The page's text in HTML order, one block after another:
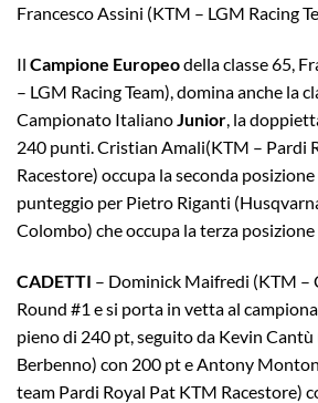
Francesco Assini (KTM – LGM Racing
Il Campione Europeodella classe 65,
– LGM Racing Team), domina anche la
Campionato ItalianoJunior, la
240 punti. Cristian Amali(KTM – Pardi
Racestore) occupa la seconda
punteggio per Pietro Riganti
Colombo) che occupa la terza
CADETTI – Dominick Maifredi (KTM –
Round #1 e si porta in vetta al
pieno di 240 pt, seguito da Kevin
Berbenno) con 200 pt e Antony
team Pardi Royal Pat KTM Racestore)